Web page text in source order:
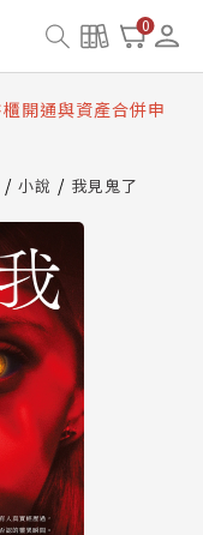
0
併與書櫃開通申請
題
開通與資產合併申
併與書櫃開通申請
小說 我見鬼了